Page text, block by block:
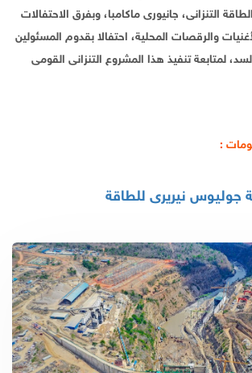
التنزانى، جانيورى ماكامبا، وبفرق الاحتفالات
والرقصات المحلية، احتفالا بقدوم المسئولين
لمتابعة تنفيذ هذا المشروع التنزانى القومى
:
جوليوس نيريرى للطاقة